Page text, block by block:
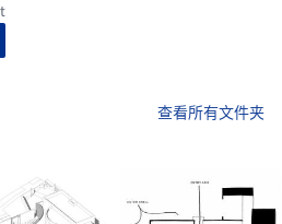
查看所有文件夹